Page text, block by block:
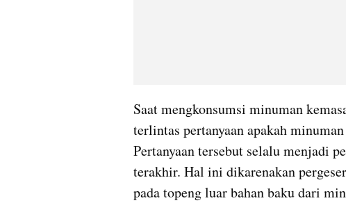
Saat mengkonsumsi minuman
terlintas pertanyaan apakah
Pertanyaan tersebut selalu menjadi
terakhir. Hal ini dikarenakan
pada topeng luar bahan baku dari